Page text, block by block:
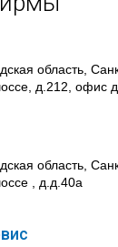
область,
д.212, офис
область,
, д.д.40а